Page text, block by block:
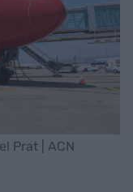
Prat | ACN